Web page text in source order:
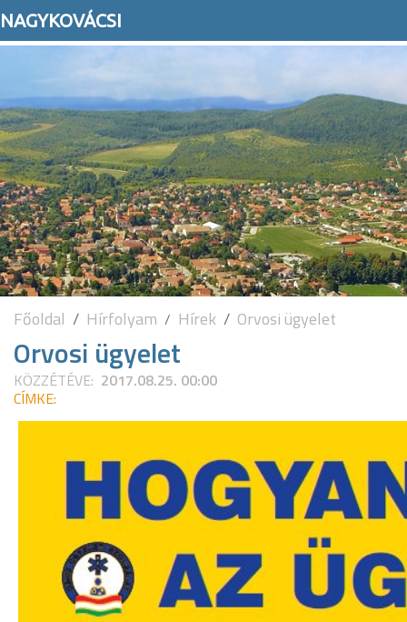
NAGYKOVÁCSI
Főoldal Hírfolyam Hírek Orvosi ügyelet
Orvosi ügyelet
KÖZZÉTÉVE: 2017.08.25. 00:00
CÍMKE: